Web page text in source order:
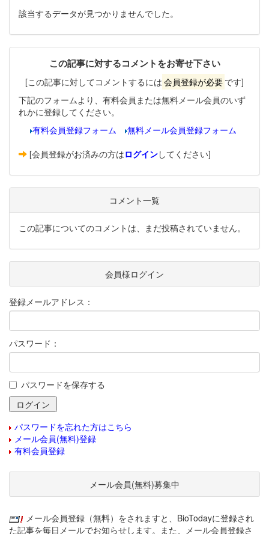
該当するデータが見つかりませんでした。
この記事に対するコメントをお寄せ下さい
[この記事に対してコメントするには 会員登録が必要 です]
下記のフォームより、有料会員または無料メール会員のいず
れかに登録してください。
有料会員登録フォーム
無料メール会員登録フォーム
[会員登録がお済みの方はログインしてください]
コメント一覧
この記事についてのコメントは、まだ投稿されていません。
会員様ログイン
登録メールアドレス：
パスワード：
パスワードを保存する
パスワードを忘れた方はこちら
メール会員(無料)登録
有料会員登録
メール会員(無料)募集中
メール会員登録（無料）をされますと、BioTodayに登録され
た記事を毎日メールでお知らせします。また、メール会員登録さ